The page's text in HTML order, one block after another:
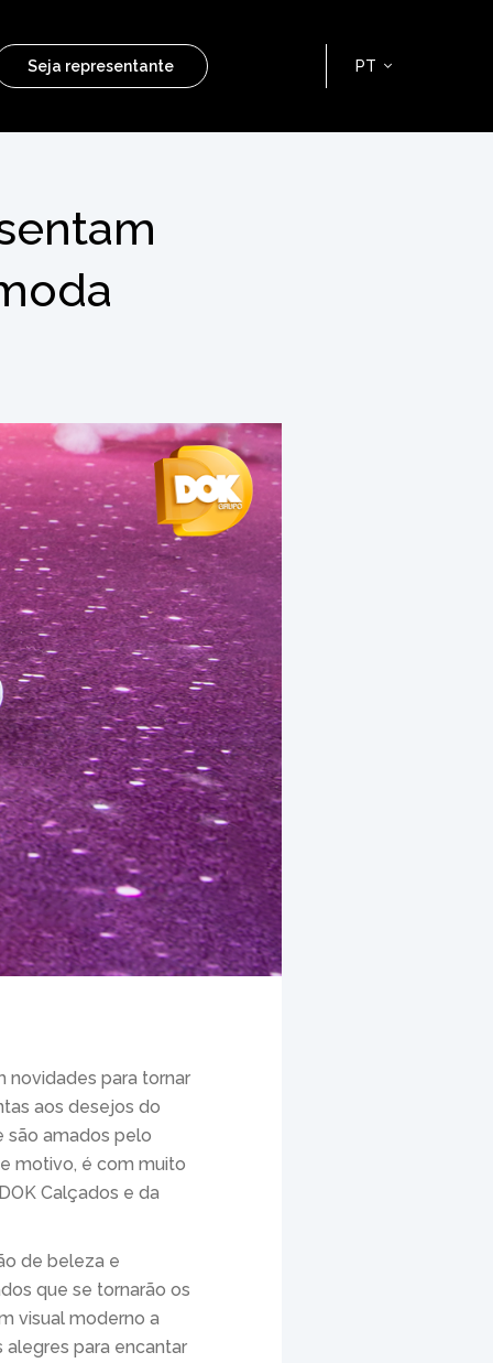
Seja representante PT
novidades para tornar
aos desejos do
são amados pelo
motivo, é com muito
Calçados e da
de beleza e
que se tornarão os
visual moderno a
alegres para encantar